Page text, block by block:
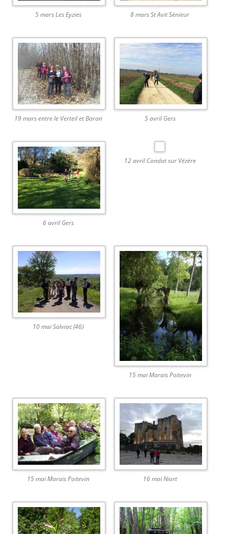
5 mars Les Eyzies 8 mars St Avit Sénieur
19 mars entre le Verteil et Baran 5 avril Gers
6 avril Gers
12 avril Condat sur Vézère
10 mai Salviac (46)
15 mai Marais Poitevin
15 mai Marais Poitevin 16 mai Niort